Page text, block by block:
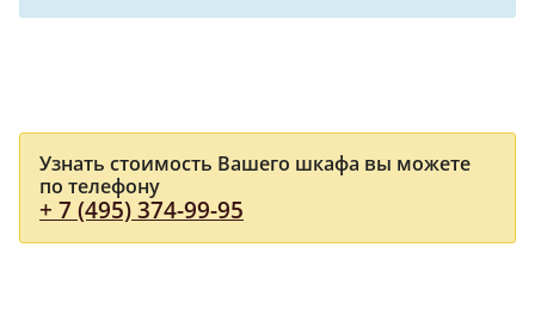
Узнать стоимость Вашего шкафа вы можете
по телефону
+ 7 (495) 374-99-95